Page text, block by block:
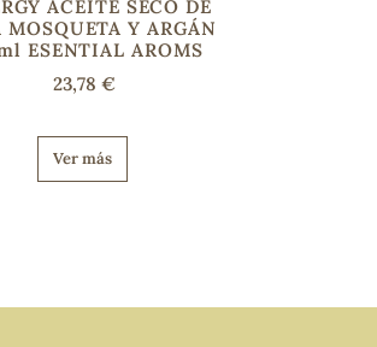
ACEITE SECO DE
MOSQUETA Y ARGÁN
ESENTIAL AROMS
23,78 €
Ver más